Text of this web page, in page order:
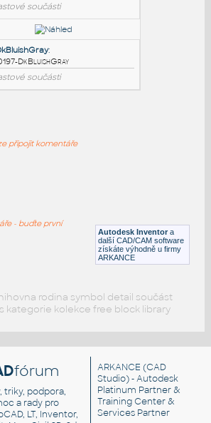
LtBluishGray:
4510-LtBluishGray
Plastové součásti
10247-DkBluishGray
10197-DkBluishGray
Autodesk Inventor a
další CAD/CAM software
získáte výhodně u firmy
ARKANCE
připojit komentáře
- buďte první
rodina symbol detail součást
kategorie kolekce free block library
fórum
triky, podpora,
a rady pro
LT, Inventor,
ARKANCE (CAD
Studio) - Autodesk
Platinum Partner &
Training Center &
Services Partner